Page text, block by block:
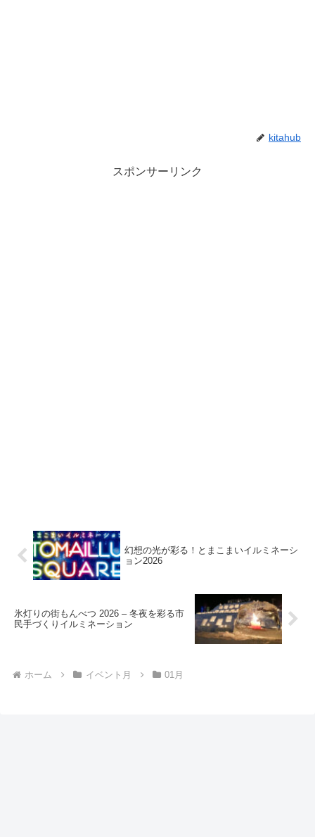
kitahub
スポンサーリンク
幻想の光が彩る！とまこまいイルミネーシ
ョン2026
氷灯りの街もんべつ 2026 – 冬夜を彩る市
民手づくりイルミネーション
ホーム イベント月 01月